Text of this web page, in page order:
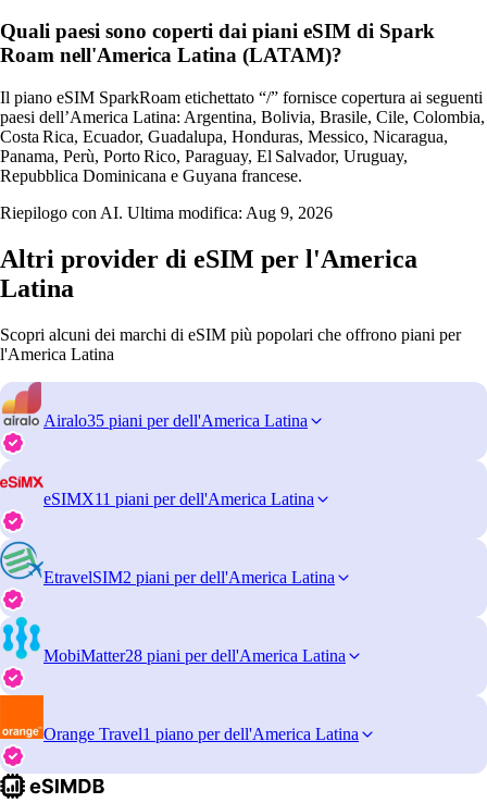
Quali paesi sono coperti dai piani eSIM di Spark
Roam nell'America Latina (LATAM)?
Il piano eSIM SparkRoam etichettato “/” fornisce copertura ai seguenti
paesi dell’America Latina: Argentina, Bolivia, Brasile, Cile, Colombia,
Costa Rica, Ecuador, Guadalupa, Honduras, Messico, Nicaragua,
Panama, Perù, Porto Rico, Paraguay, El Salvador, Uruguay,
Repubblica Dominicana e Guyana francese.
Riepilogo con AI. Ultima modifica: Aug 9, 2026
Altri provider di eSIM per l'America
Latina
Scopri alcuni dei marchi di eSIM più popolari che offrono piani per
l'America Latina
Airalo35 piani per dell'America Latina
eSIMX11 piani per dell'America Latina
EtravelSIM2 piani per dell'America Latina
MobiMatter28 piani per dell'America Latina
Orange Travel1 piano per dell'America Latina